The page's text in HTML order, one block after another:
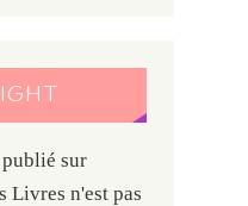
sur
Livres n'est pas